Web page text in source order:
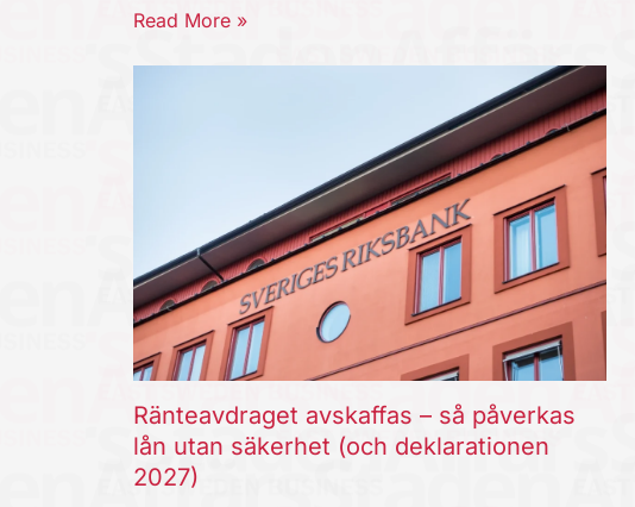
Read More »
Ränteavdraget avskaffas – så påverkas
lån utan säkerhet (och deklarationen
2027)